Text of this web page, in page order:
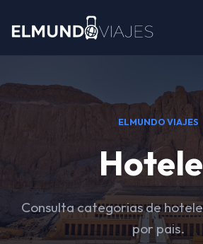
ELMUNDO VIAJES
Consulta categorias de
por pais.